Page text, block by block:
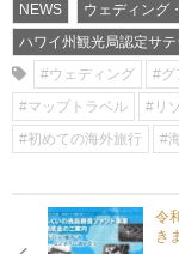
NEWS
ウェディング
ハワイ州観光局認定サ
#ウェディング
#グ
#マップトラベル
#リ
#初めての海外旅行
#
令
き